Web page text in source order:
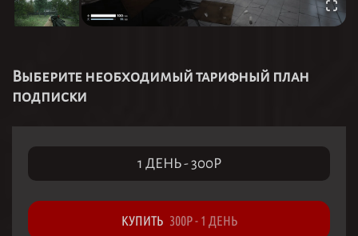
Выберите необходимый тарифный план
подписки
1 ДЕНЬ-300Р
КУПИТЬ 300Р- 1 ДЕНЬ